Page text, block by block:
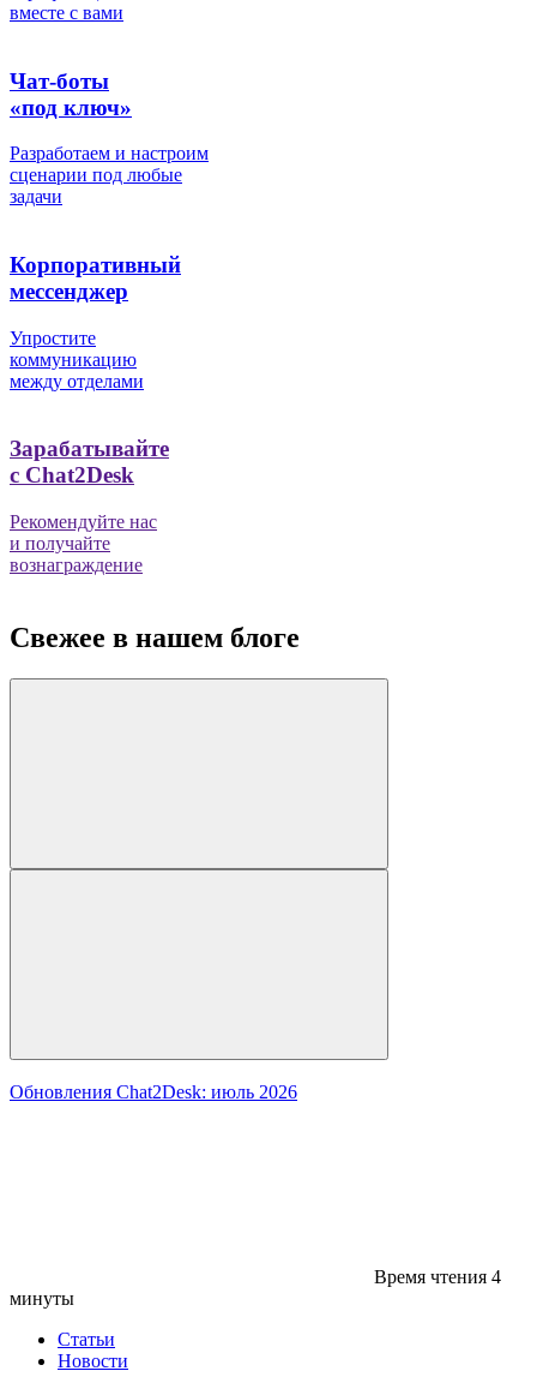
вместе с вами
Чат-боты
«под ключ»
Разработаем и настроим
сценарии под любые
задачи
Корпоративный
мессенджер
Упростите
коммуникацию
между отделами
Зарабатывайте
с Chat2Desk
Рекомендуйте нас
и получайте
вознаграждение
Свежее в нашем блоге
Обновления Chat2Desk: июль 2026
Время чтения 4
минуты
Статьи
Новости